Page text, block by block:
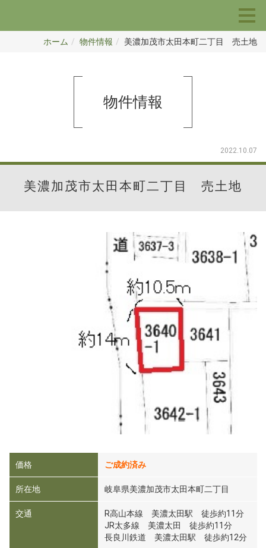
ホーム 物件情報 美濃加茂市太田本町二丁目 売土地
物件情報
2022.10.07
美濃加茂市太田本町二丁目 売土地
価格 ご成約済み
所在地 岐阜県美濃加茂市太田本町二丁目
交通
R高山本線 美濃太田駅 徒歩約11分
JR太多線 美濃太田 徒歩約11分
長良川鉄道 美濃太田駅 徒歩約12分